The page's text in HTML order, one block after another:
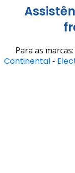
Para as marcas:
Continental -